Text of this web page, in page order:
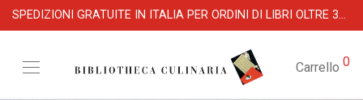
SPEDIZIONI GRATUITE IN ITALIA PER ORDINI DI LIBRI OLTRE 39 €
Carrello 0